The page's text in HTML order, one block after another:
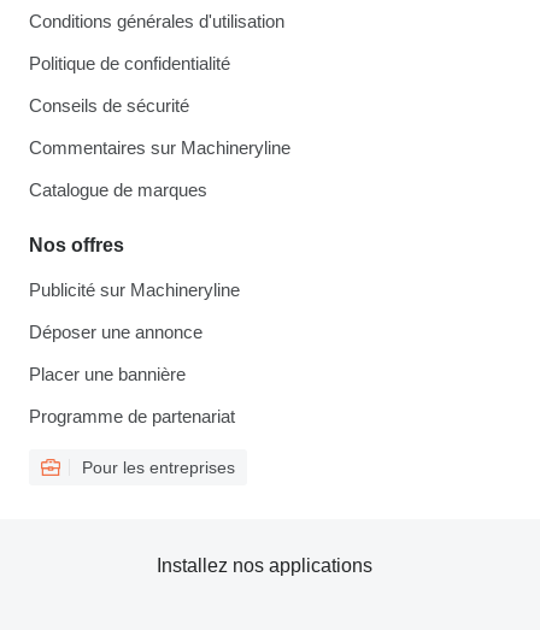
Conditions générales d'utilisation
Politique de confidentialité
Conseils de sécurité
Commentaires sur Machineryline
Catalogue de marques
Nos offres
Publicité sur Machineryline
Déposer une annonce
Placer une bannière
Programme de partenariat
Pour les entreprises
Installez nos applications